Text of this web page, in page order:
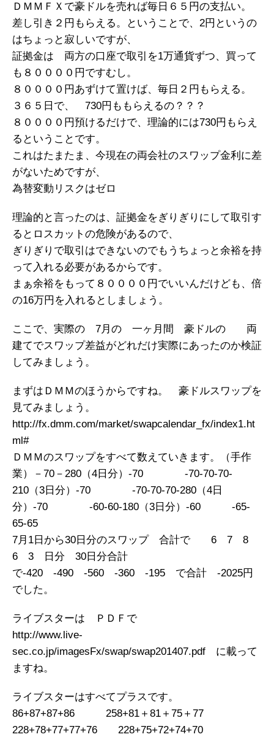
ＤＭＭＦＸで豪ドルを売れば毎日６５円の支払い。
差し引き２円もらえる。ということで、2円というの
はちょっと寂しいですが、
証拠金は 両方の口座で取引を1万通貨ずつ、買って
も８００００円ですむし。
８００００円あずけて置けば、毎日２円もらえる。
３６５日で、 730円ももらえるの？？？
８００００円預けるだけで、理論的には730円もらえ
るということです。
これはたまたま、今現在の両会社のスワップ金利に差
がないためですが、
為替変動リスクはゼロ
理論的と言ったのは、証拠金をぎりぎりにして取引す
るとロスカットの危険があるので、
ぎりぎりで取引はできないのでもうちょっと余裕を持
って入れる必要があるからです。
まぁ余裕をもって８００００円でいいんだけども、倍
の16万円を入れるとしましょう。
ここで、実際の 7月の 一ヶ月間 豪ドルの 両
建てでスワップ差益がどれだけ実際にあったのか検証
してみましょう。
まずはＤＭＭのほうからですね。 豪ドルスワップを
見てみましょう。
http://fx.dmm.com/market/swapcalendar_fx/index1.ht
ml#
ＤＭＭのスワップをすべて数えていきます。（手作
業）－70－280（4日分）-70 -70-70-70-
210（3日分）-70 -70-70-70-280（4日
分）-70 -60-60-180（3日分）-60 -65-
65-65
7月1日から30日分のスワップ 合計で 6 7 8
6 3 日分 30日分合計
で-420 -490 -560 -360 -195 で合計 -2025円
でした。
ライブスターは ＰＤＦで
http://www.live-
sec.co.jp/imagesFx/swap/swap201407.pdf に載って
ますね。
ライブスターはすべてプラスです。
86+87+87+86 258+81＋81＋75＋77
228+78+77+77+76 228+75+72+74+70